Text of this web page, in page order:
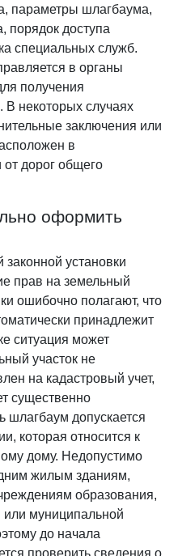
параметры шлагбаума,
порядок доступа
специальных служб.
в органы
получения
В некоторых случаях
заключения или
в
от дорог общего
оформить
установки
прав на земельный
ошибочно полагают, что
принадлежит
ситуация может
участок не
на кадастровый учет,
существенно
шлагбаум допускается
которая относится к
дому. Недопустимо
жилым зданиям,
образования,
муниципальной
до начала
проверить сведения о